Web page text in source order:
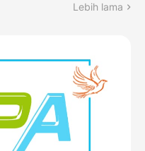
Lebih lama